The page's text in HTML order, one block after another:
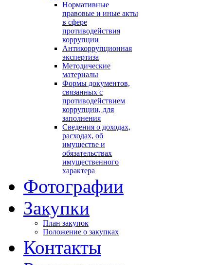
Нормативные
правовые и иные акты
в сфере
противодействия
коррупции
Антикоррупционная
экспертиза
Методические
материалы
Формы документов,
связанных с
противодействием
коррупции, для
заполнения
Сведения о доходах,
расходах, об
имуществе и
обязательствах
имущественного
характера
Фотографии
Закупки
План закупок
Положение о закупках
Контакты